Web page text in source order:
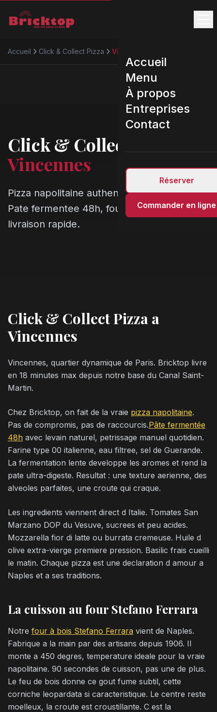
Accueil
Menu
À propos
Entreprises
Contact
Réserver
Commander en ligne
Accueil Click & Collect Pizza Vincennes
Click & Collect Pizza
Vincennes
Pizza napolitaine authentique a Vincennes.
Pate fermentee 48h, four 450 degres,
livraison rapide.
Click & Collect Pizza a
Vincennes
Vincennes, quartier dynamique de Paris. Bricktop livre
en 18 minutes max depuis notre base du Canal Saint-
Martin.
Chez Bricktop, on fait de la vraie pizza napolitaine.
Pas de compromis, pas de raccourcis.Pâte fermentée
48h avec levain naturel, petrissage manuel quotidien.
Farine type 00 italienne, eau filtree, sel de Guerande.
La fermentation lente developpe les aromes et rend la
pate ultra-digeste. Resultat : une texture aerienne, des
alveoles parfaites, une croute qui craque.
Les ingredients viennent direct d Italie. Tomates San
Marzano DOP du Vesuve, sucrees et peu acides.
Mozzarella fior di latte ou burrata cremeuse. Huile d
olive extra-vierge premiere pression. Basilic frais cueilli
le matin. Chaque pizza est une declaration d amour a
Naples et a ses traditions.
La cuisson au four Stefano Ferrara
Notre four à bois Stefano Ferrara vient de Naples.
Fabrique a la main par des artisans depuis 1906. Il
monte a 450 degres, temperature ideale pour la vraie
napolitaine. 90 secondes de cuisson, pas une de plus.
Le feu de bois donne ce gout fume subtil, cette
corniche leopardata si caracteristique. Le centre reste
moelleux, la croute est croustillante. C est la